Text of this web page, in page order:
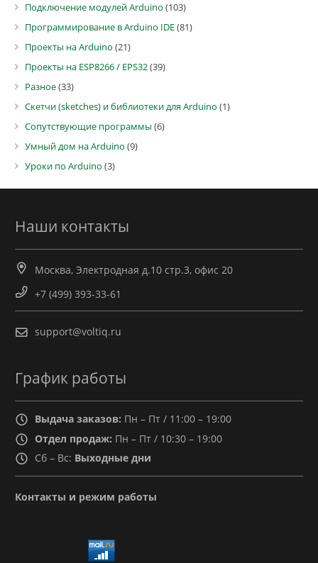
Подключение модулей Arduino (103)
Программирование в Arduino IDE(81)
Проекты на Arduino (21)
Проекты на ESP8266 / EPS32(39)
Разное(33)
Скетчи (sketches) и библиотеки для Arduino (1)
Сопутствующие программы (6)
Умный дом на Arduino (9)
Уроки по Arduino (3)
Наши контакты
Москва, Электродная д.10 стр.3, офис 20
+7 (499) 393-33-61
support@voltiq.ru
График работы
Выдача заказов: Пн – Пт / 11:00 – 19:00
Отдел продаж: Пн – Пт / 10:30 – 19:00
Сб – Вс: Выходные дни
Контакты и режим работы